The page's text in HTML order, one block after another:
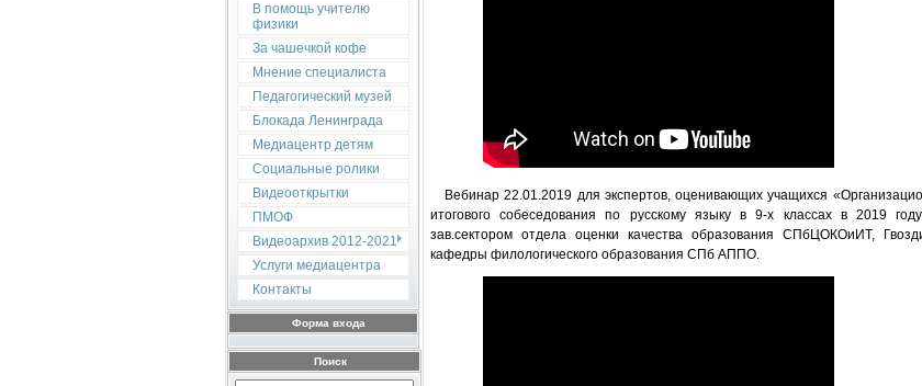
В помощь учителю
физики
За чашечкой кофе
Мнение специалиста
Педагогический музей
Блокада Ленинграда
Медиацентр детям
Социальные ролики
Видеооткрытки
ПМОФ
Видеоархив 2012-2021
Услуги медиацентра
Контакты
Форма входа
Поиск
Вебинар 22.01.2019 для экспертов, оценивающих учащихся
итогового собеседования по русскому языку в 9-х классах в 2019
зав.сектором отдела оценки качества образования СПбЦОКОиИТ,
кафедры филологического образования СПб АППО.